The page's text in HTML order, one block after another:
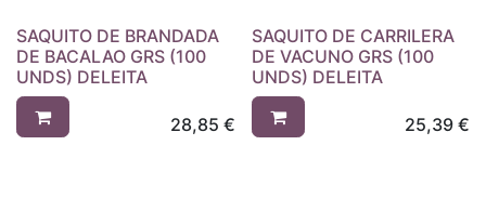
SAQUITO DE BRANDADA
DE BACALAO GRS (100
UNDS) DELEITA
28,85 €
SAQUITO DE CARRILERA
DE VACUNO GRS (100
UNDS) DELEITA
25,39 €